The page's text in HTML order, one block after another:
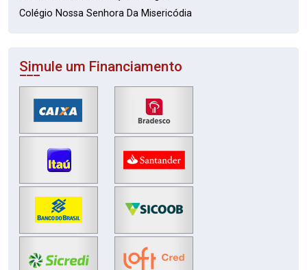
Colégio Nossa Senhora Da Misericódia
Simule um Financiamento